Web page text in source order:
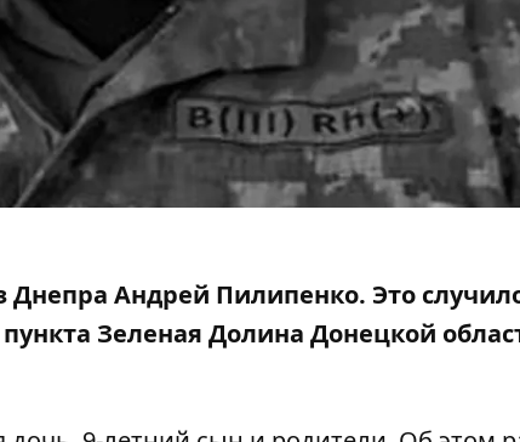
Днепра Андрей Пилипенко. Это
Зеленая Долина Донецкой